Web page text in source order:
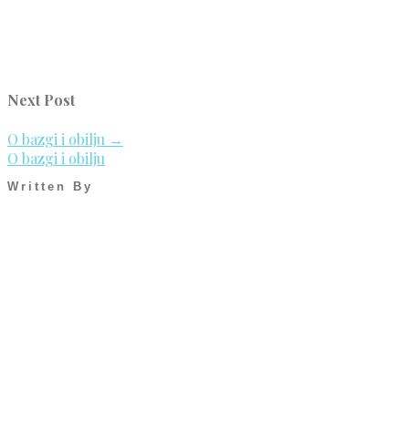
Next Post
O bazgi i obilju →
O bazgi i obilju
Written By